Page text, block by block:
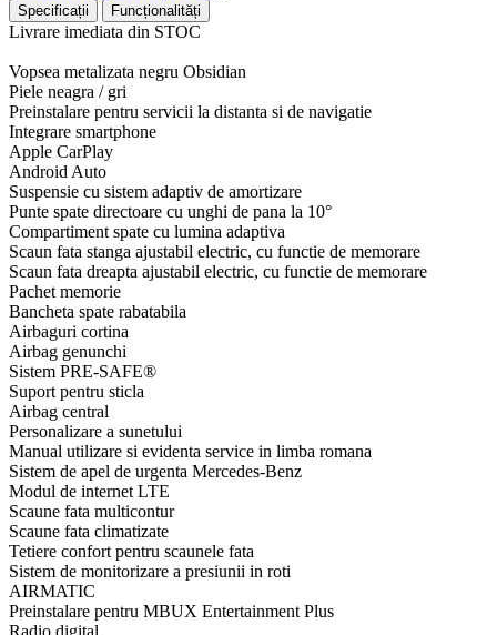
Specificații Funcționalități
Livrare imediata din STOC
Vopsea metalizata negru Obsidian
Piele neagra / gri
Preinstalare pentru servicii la distanta si de navigatie
Integrare smartphone
Apple CarPlay
Android Auto
Suspensie cu sistem adaptiv de amortizare
Punte spate directoare cu unghi de pana la 10°
Compartiment spate cu lumina adaptiva
Scaun fata stanga ajustabil electric, cu functie de memorare
Scaun fata dreapta ajustabil electric, cu functie de memorare
Pachet memorie
Bancheta spate rabatabila
Airbaguri cortina
Airbag genunchi
Sistem PRE-SAFE®
Suport pentru sticla
Airbag central
Personalizare a sunetului
Manual utilizare si evidenta service in limba romana
Sistem de apel de urgenta Mercedes-Benz
Modul de internet LTE
Scaune fata multicontur
Scaune fata climatizate
Tetiere confort pentru scaunele fata
Sistem de monitorizare a presiunii in roti
AIRMATIC
Preinstalare pentru MBUX Entertainment Plus
Radio digital